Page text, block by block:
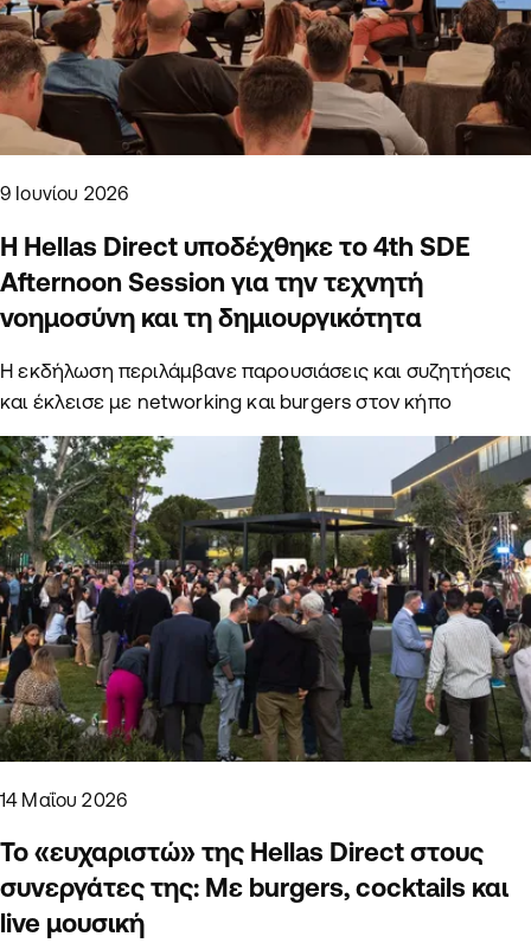
9 Ιουνίου 2026
Η Hellas Direct υποδέχθηκε το 4th SDE
Afternoon Session για την τεχνητή
νοημοσύνη και τη δημιουργικότητα
Η εκδήλωση περιλάμβανε παρουσιάσεις και συζητήσεις
και έκλεισε με networking και burgers στον κήπο
14 Μαΐου 2026
Το «ευχαριστώ» της Hellas Direct στους
συνεργάτες της: Με burgers, cocktails και
live μουσική